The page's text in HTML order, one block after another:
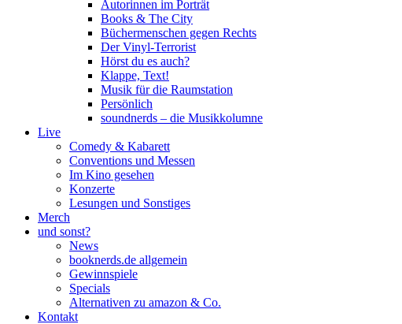
Autorinnen im Porträt
Books & The City
Büchermenschen gegen Rechts
Der Vinyl-Terrorist
Hörst du es auch?
Klappe, Text!
Musik für die Raumstation
Persönlich
soundnerds – die Musikkolumne
Live
Comedy & Kabarett
Conventions und Messen
Im Kino gesehen
Konzerte
Lesungen und Sonstiges
Merch
und sonst?
News
booknerds.de allgemein
Gewinnspiele
Specials
Alternativen zu amazon & Co.
Kontakt